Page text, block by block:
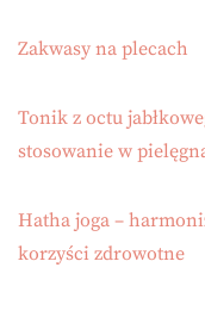
Zakwasy na plecach
Tonik z octu
stosowanie w
Hatha joga –
korzyści zdrowotne